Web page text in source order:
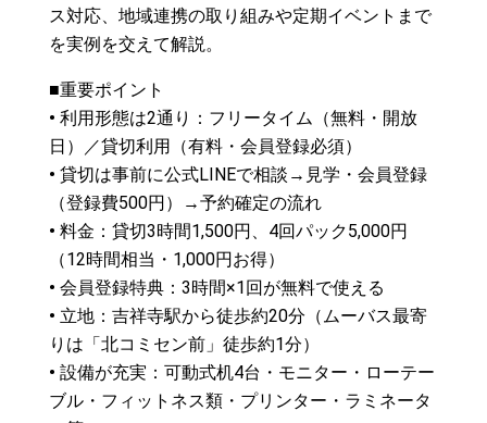
ス対応、地域連携の取り組みや定期イベントまで
を実例を交えて解説。
■重要ポイント
• 利用形態は2通り：フリータイム（無料・開放
日）／貸切利用（有料・会員登録必須）
• 貸切は事前に公式LINEで相談→見学・会員登録
（登録費500円）→予約確定の流れ
• 料金：貸切3時間1,500円、4回パック5,000円
（12時間相当・1,000円お得）
• 会員登録特典：3時間×1回が無料で使える
• 立地：吉祥寺駅から徒歩約20分（ムーバス最寄
りは「北コミセン前」徒歩約1分）
• 設備が充実：可動式机4台・モニター・ローテー
ブル・フィットネス類・プリンター・ラミネータ